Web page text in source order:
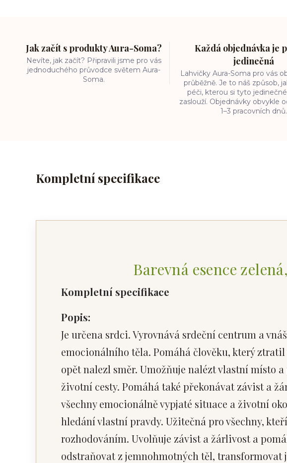
Jak začít s produkty Aura-Soma?
Nevíte, jak začít? Připravili jsme pro vás
jednoduchého průvodce světem Aura-
Soma.
Každá objednávka je
jedinečná
Lahvičky Aura-Soma pro vás
průběžně. Je to náš způsob,
péči, kterou si tyto
zaslouží. Objednávky obvykle
1–3 pracovních dnů.
Kompletní specifikace
Barevná esence
Kompletní specifikace
Popis:
Je určena srdci. Vyrovnává srdeční centrum a
emocionálního těla. Pomáhá člověku, který
opět nalezl směr. Umožňuje nalézt vlastní místo
životní cesty. Pomáhá také překonávat závist a
všechny emocionálně vypjaté situace a životní
hledání vlastní pravdy. Užitečná pro všechny,
rozhodováním. Uvolňuje závist a žárlivost a
odstraňovat z jemnohmotných těl, transformovat